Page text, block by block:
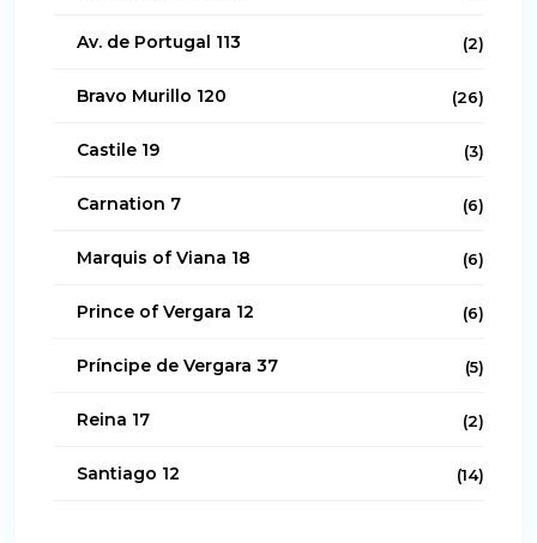
Av. de Portugal 113 (2)
Bravo Murillo 120 (26)
Castile 19 (3)
Carnation 7 (6)
Marquis of Viana 18 (6)
Prince of Vergara 12 (6)
Príncipe de Vergara 37 (5)
Reina 17 (2)
Santiago 12 (14)